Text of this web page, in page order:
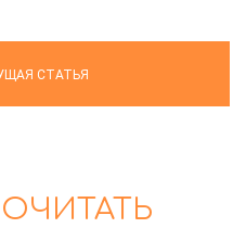
СТАТЬЯ